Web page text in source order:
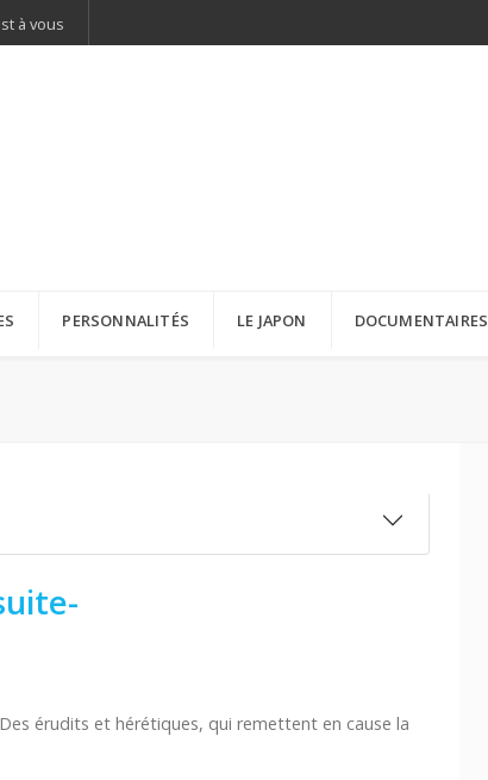
à vous
PERSONNALITÉS LE JAPON DOCUMENTAIRES
érudits et hérétiques, qui remettent en cause la